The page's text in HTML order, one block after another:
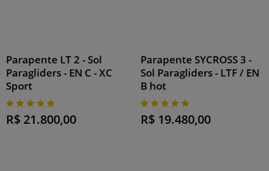
Parapente LT 2 - Sol
Paragliders - EN C - XC
Sport
R$ 21.800,00
Parapente SYCROSS 3 -
Sol Paragliders - LTF / EN
B hot
R$ 19.480,00